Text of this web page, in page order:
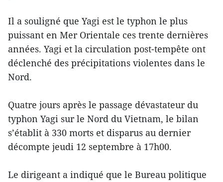
Il a souligné que Yagi est le typhon le plus
puissant en Mer Orientale ces trente dernières
années. Yagi et la circulation post-tempête ont
déclenché des précipitations violentes dans le
Nord.
Quatre jours après le passage dévastateur du
typhon Yagi sur le Nord du Vietnam, le bilan
s’établit à 330 morts et disparus au dernier
décompte jeudi 12 septembre à 17h00.
Le dirigeant a indiqué que le Bureau politique